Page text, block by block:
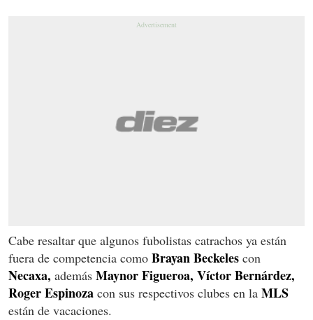
Cabe resaltar que algunos fubolistas catrachos ya están
fuera de competencia como Brayan Beckeles con
Necaxa, además Maynor Figueroa, Víctor Bernárdez,
Roger Espinoza con sus respectivos clubes en la MLS
están de vacaciones.